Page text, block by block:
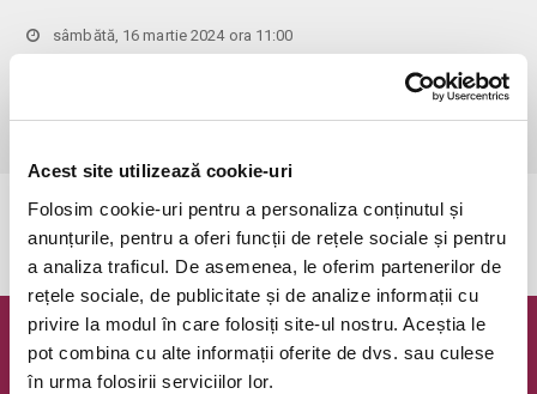
Acest site utilizează cookie-uri
Folosim cookie-uri pentru a personaliza conținutul și
anunțurile, pentru a oferi funcții de rețele sociale și pentru
a analiza traficul. De asemenea, le oferim partenerilor de
rețele sociale, de publicitate și de analize informații cu
privire la modul în care folosiți site-ul nostru. Aceștia le
pot combina cu alte informații oferite de dvs. sau culese
în urma folosirii serviciilor lor.
sâmbătă, 16 martie 2024 ora 11:00
Evenimentul a expirat.
Newsletter @ Bilete.ro